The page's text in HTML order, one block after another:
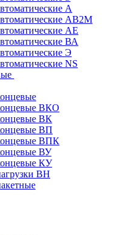
А
АВ2М
АЕ
ВА
Э
NS
ВКО
ВК
ВП
ВПК
ВУ
КУ
ВН